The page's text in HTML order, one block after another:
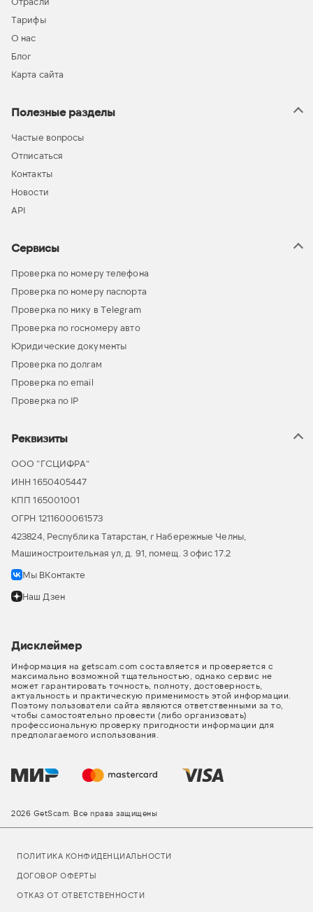
Тарифы
О нас
Блог
Карта сайта
Полезные разделы
Частые вопросы
Отписаться
Контакты
Новости
API
Сервисы
Проверка по номеру телефона
Проверка по номеру паспорта
Проверка по нику в Telegram
Проверка по госномеру авто
Юридические документы
Проверка по долгам
Проверка по email
Проверка по IP
Реквизиты
ООО “ГСЦИФРА”
ИНН 1650405447
КПП 165001001
ОГРН 1211600061573
423824, Республика Татарстан, г Набережные Челны,
Машиностроительная ул, д. 91, помещ. 3 офис 17.2
Мы ВКонтакте
Наш Дзен
Дисклеймер
Информация на getscam.com составляется и проверяется с
максимально возможной тщательностью, однако сервис не
может гарантировать точность, полноту, достоверность,
актуальность и практическую применимость этой информации.
Поэтому пользователи сайта являются ответственными за то,
чтобы самостоятельно провести (либо организовать)
профессиональную проверку пригодности информации для
предполагаемого использования.
2026 GetScam. Все права защищены
ПОЛИТИКА КОНФИДЕНЦИАЛЬНОСТИ
ДОГОВОР ОФЕРТЫ
ОТКАЗ ОТ ОТВЕТСТВЕННОСТИ